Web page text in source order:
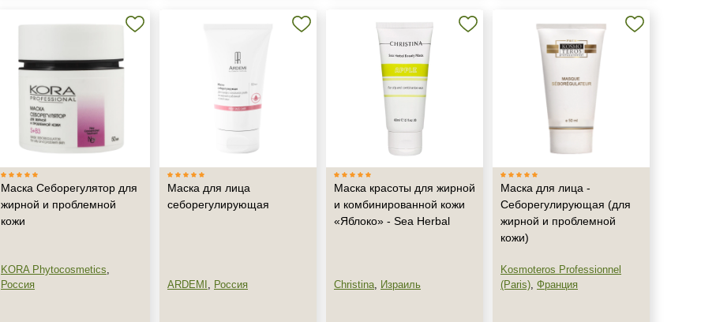
Маска Себорегулятор для
жирной и проблемной
кожи
KORA Phytocosmetics,
Россия
Маска для лица
себорегулирующая
ARDEMI , Россия
Маска красоты для жирной
и комбинированной кожи
«Яблоко» - Sea Herbal
Christina, Израиль
Маска для лица -
Себорегулирующая (для
жирной и проблемной
кожи)
Kosmoteros Professionnel
(Paris), Франция